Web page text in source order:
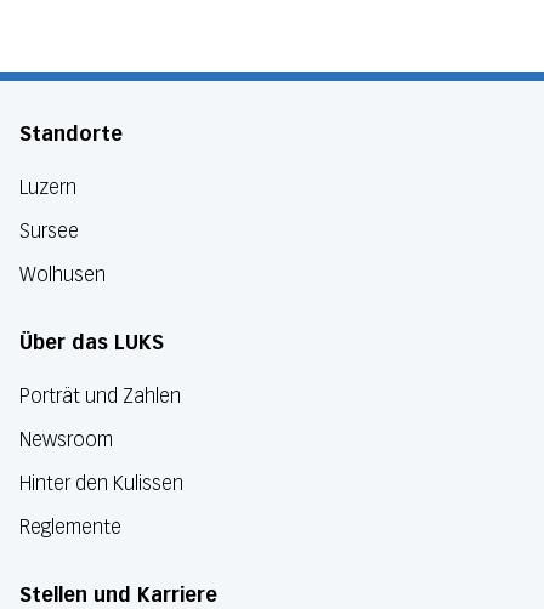
Standorte
Luzern
Sursee
Wolhusen
Über das LUKS
Porträt und Zahlen
Newsroom
Hinter den Kulissen
Reglemente
Stellen und Karriere